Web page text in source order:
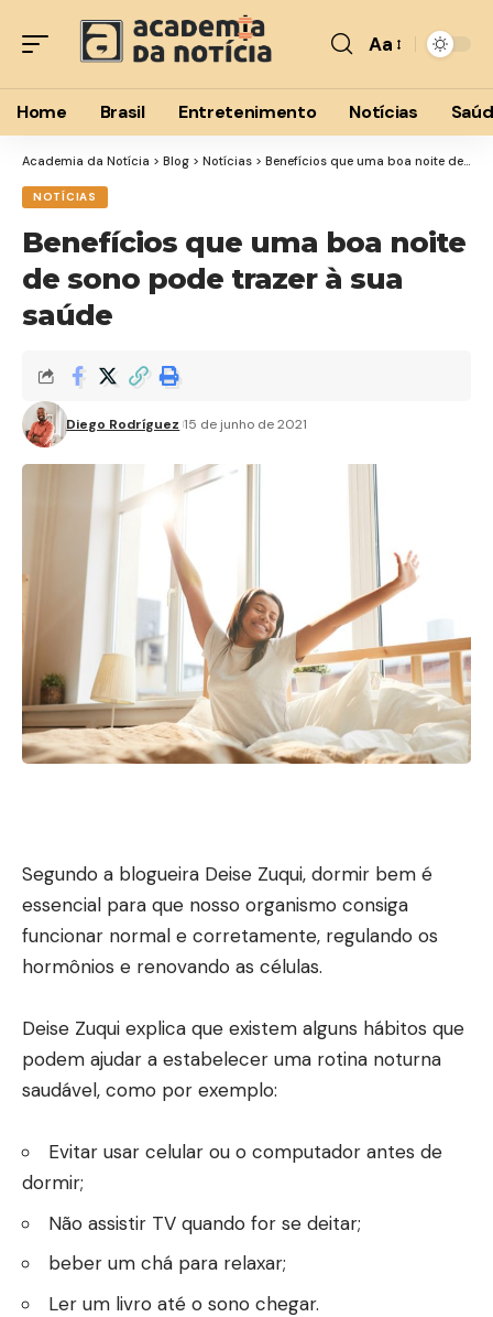
Font
Resizer
Aa
Home Brasil Entretenimento Notícias
Academia da Notícia > Blog > Notícias > Benefícios que uma boa noite de sono pode trazer à sua saúde
NOTÍCIAS
Benefícios que uma boa noite
de sono pode trazer à sua
saúde
Diego Rodríguez 15 de junho de 2021
Segundo a blogueira Deise Zuqui, dormir bem é
essencial para que nosso organismo consiga
funcionar normal e corretamente, regulando os
hormônios e renovando as células.
Deise Zuqui explica que existem alguns hábitos que
podem ajudar a estabelecer uma rotina noturna
saudável, como por exemplo:
Evitar usar celular ou o computador antes de
dormir;
Não assistir TV quando for se deitar;
beber um chá para relaxar;
Ler um livro até o sono chegar.